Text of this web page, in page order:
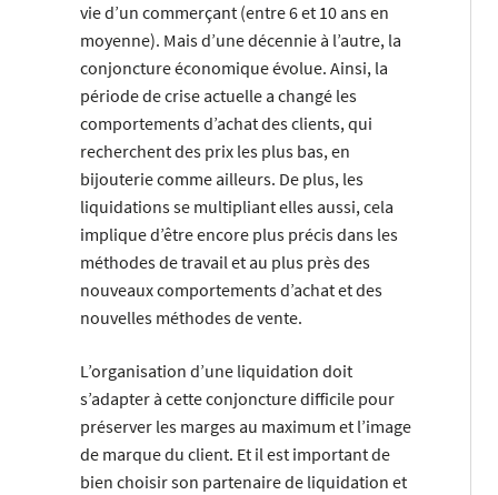
vie d’un commerçant (entre 6 et 10 ans en
moyenne). Mais d’une décennie à l’autre, la
conjoncture économique évolue. Ainsi, la
période de crise actuelle a changé les
comportements d’achat des clients, qui
recherchent des prix les plus bas, en
bijouterie comme ailleurs. De plus, les
liquidations se multipliant elles aussi, cela
implique d’être encore plus précis dans les
méthodes de travail et au plus près des
nouveaux comportements d’achat et des
nouvelles méthodes de vente.
L’organisation d’une liquidation doit
s’adapter à cette conjoncture difficile pour
préserver les marges au maximum et l’image
de marque du client. Et il est important de
bien choisir son partenaire de liquidation et